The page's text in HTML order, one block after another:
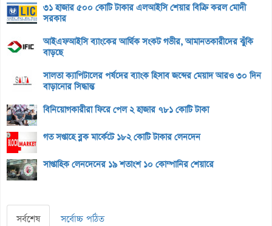
৩১ হাজার ৫০০ কোটি টাকার এলআইসি শেয়ার বিক্রি করল মোদী
সরকার
আইএফআইসি ব্যাংকের আর্থিক সংকট গভীর, আমানতকারীদের ঝুঁকি
বাড়ছে
সালতা ক্যাপিটালের পর্ষদের ব্যাংক হিসাব জব্দের মেয়াদ আরও ৩০ দিন
বাড়ানোর সিদ্ধান্ত
বিনিয়োগকারীরা ফিরে পেল ২ হাজার ৭৮১ কোটি টাকা
গত সপ্তাহে ব্লক মার্কেটে ১৮২ কোটি টাকার লেনদেন
সাপ্তাহিক লেনদেনের ১৯ শতাংশ ১০ কোম্পানির শেয়ারে
সর্বশেষ
সর্বোচ্চ পঠিত